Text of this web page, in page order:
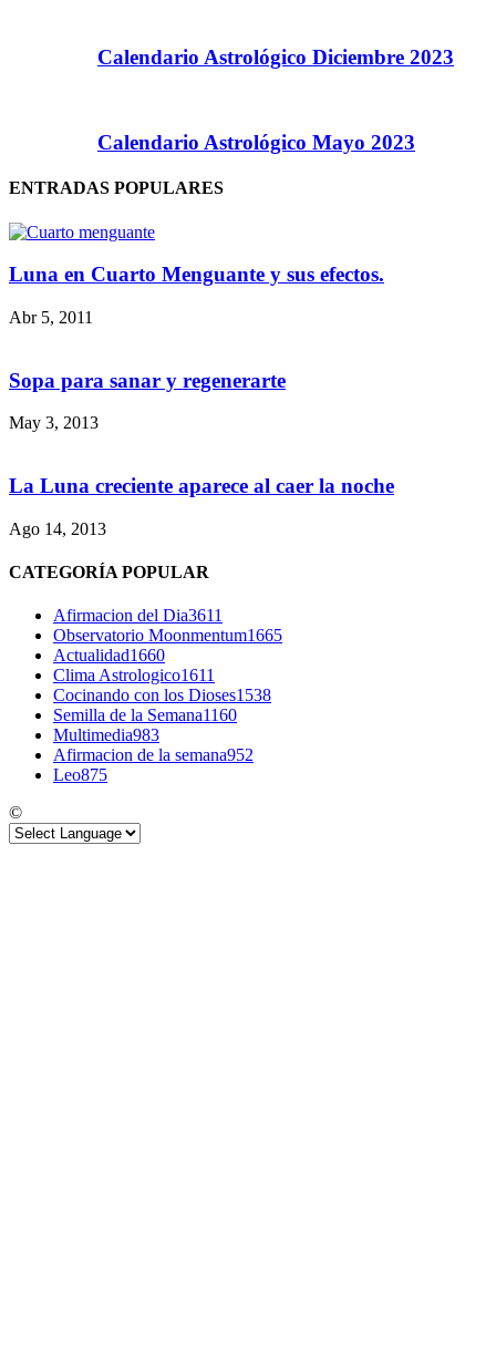
Calendario Astrológico Diciembre 2023
Calendario Astrológico Mayo 2023
ENTRADAS POPULARES
Luna en Cuarto Menguante y sus efectos.
Abr 5, 2011
Sopa para sanar y regenerarte
May 3, 2013
La Luna creciente aparece al caer la noche
Ago 14, 2013
CATEGORÍA POPULAR
Afirmacion del Dia3611
Observatorio Moonmentum1665
Actualidad1660
Clima Astrologico1611
Cocinando con los Dioses1538
Semilla de la Semana1160
Multimedia983
Afirmacion de la semana952
Leo875
©